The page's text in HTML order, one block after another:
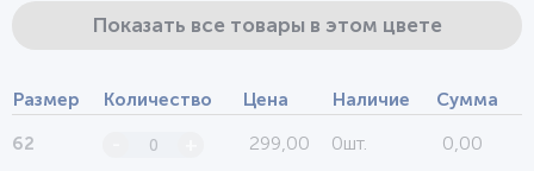
Показать все товары в этом цвете
Размер Количество Цена Наличие Сумма
62 299,00 0шт. 0,00